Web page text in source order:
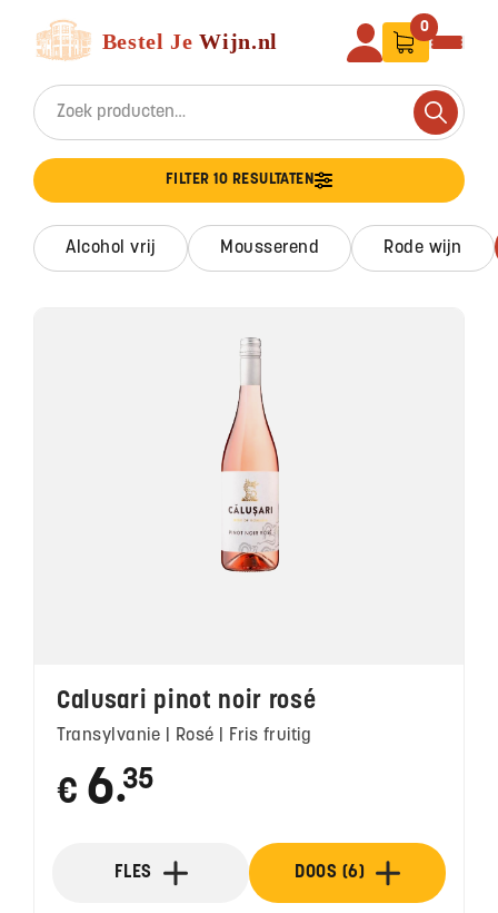
Search for:
Search
0
FILTER 10 RESULTATEN
alcohol vrij mousserend rode wijn
Calusari pinot noir rosé
Transylvanie | Rosé | Fris fruitig
€ 6●
35
FLES DOOS (6)